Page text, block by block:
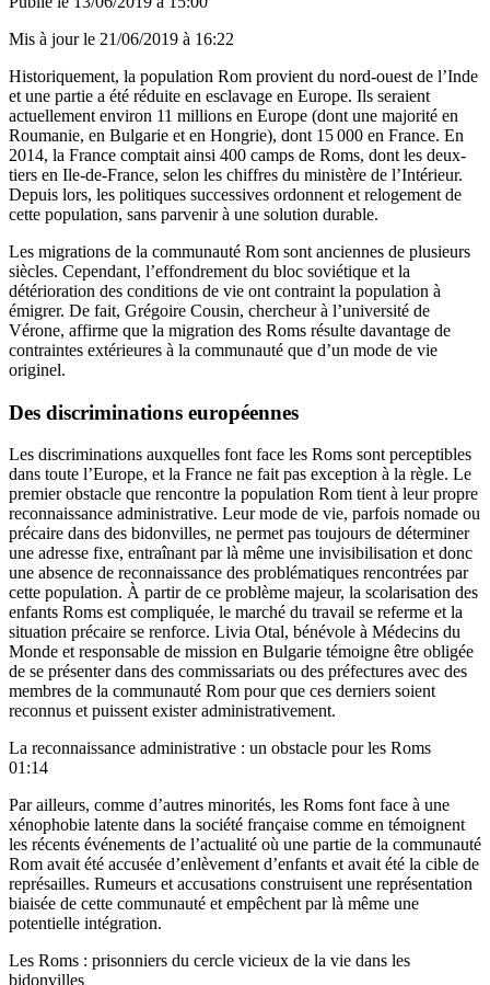
Mis à jour le 21/06/2019 à 16:22
Historiquement, la population Rom provient du nord-ouest de l’Inde
et une partie a été réduite en esclavage en Europe. Ils seraient
actuellement environ 11 millions en Europe (dont une majorité en
Roumanie, en Bulgarie et en Hongrie), dont 15 000 en France. En
2014, la France comptait ainsi 400 camps de Roms, dont les deux-
tiers en Ile-de-France, selon les chiffres du ministère de l’Intérieur.
Depuis lors, les politiques successives ordonnent et relogement de
cette population, sans parvenir à une solution durable.
Les migrations de la communauté Rom sont anciennes de plusieurs
siècles. Cependant, l’effondrement du bloc soviétique et la
détérioration des conditions de vie ont contraint la population à
émigrer. De fait, Grégoire Cousin, chercheur à l’université de
Vérone, affirme que la migration des Roms résulte davantage de
contraintes extérieures à la communauté que d’un mode de vie
originel.
Des discriminations européennes
Les discriminations auxquelles font face les Roms sont perceptibles
dans toute l’Europe, et la France ne fait pas exception à la règle. Le
premier obstacle que rencontre la population Rom tient à leur propre
reconnaissance administrative. Leur mode de vie, parfois nomade ou
précaire dans des bidonvilles, ne permet pas toujours de déterminer
une adresse fixe, entraînant par là même une invisibilisation et donc
une absence de reconnaissance des problématiques rencontrées par
cette population. À partir de ce problème majeur, la scolarisation des
enfants Roms est compliquée, le marché du travail se referme et la
situation précaire se renforce. Livia Otal, bénévole à Médecins du
Monde et responsable de mission en Bulgarie témoigne être obligée
de se présenter dans des commissariats ou des préfectures avec des
membres de la communauté Rom pour que ces derniers soient
reconnus et puissent exister administrativement.
La reconnaissance administrative : un obstacle pour les Roms
01:14
Par ailleurs, comme d’autres minorités, les Roms font face à une
xénophobie latente dans la société française comme en témoignent
les récents événements de l’actualité où une partie de la communauté
Rom avait été accusée d’enlèvement d’enfants et avait été la cible de
représailles. Rumeurs et accusations construisent une représentation
biaisée de cette communauté et empêchent par là même une
potentielle intégration.
Les Roms : prisonniers du cercle vicieux de la vie dans les
bidonvilles